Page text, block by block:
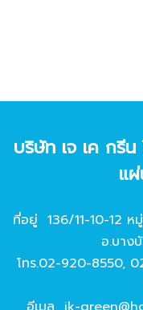
บริษัท เจ เค กรี
แ
ที่อยู่ 136/11-10-12
อ.บาง
โทร.02-920-8550,